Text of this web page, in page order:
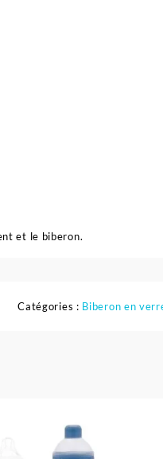
et le biberon.
Catégories : Biberon en